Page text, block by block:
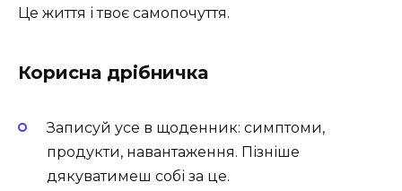
Це життя і твоє самопочуття.
Корисна дрібничка
Записуй усе в щоденник: симптоми,
продукти, навантаження. Пізніше
дякуватимеш собі за це.